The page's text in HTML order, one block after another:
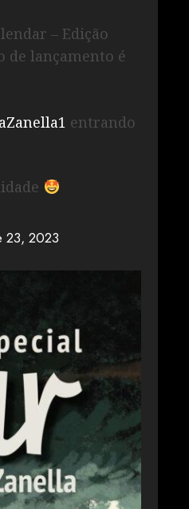
– Edição
de lançamento é
entrando
23, 2023